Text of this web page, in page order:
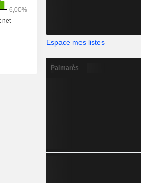
Espace mes listes
Palmarès